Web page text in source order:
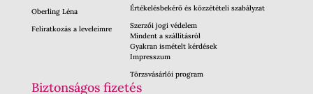
Oberling Léna
Feliratkozás a leveleimre
Értékelésbekérő és közzétételi szabályzat
Szerzői jogi védelem
Mindent a szállításról
Gyakran ismételt kérdések
Impresszum
Törzsvásárlói program
Biztonságos fizetés